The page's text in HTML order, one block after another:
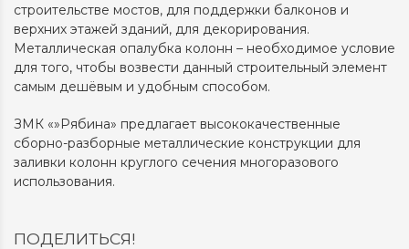
строительстве мостов, для поддержки балконов и
верхних этажей зданий, для декорирования.
Металлическая опалубка колонн – необходимое условие
для того, чтобы возвести данный строительный элемент
самым дешёвым и удобным способом.
ЗМК «»Рябина» предлагает высококачественные
сборно-разборные металлические конструкции для
заливки колонн круглого сечения многоразового
использования.
ПОДЕЛИТЬСЯ!